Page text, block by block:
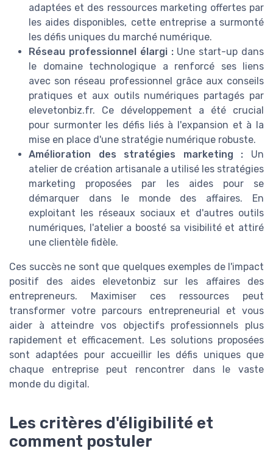
adaptées et des ressources marketing offertes par
les aides disponibles, cette entreprise a surmonté
les défis uniques du marché numérique.
Réseau professionnel élargi :Une start-up dans
le domaine technologique a renforcé ses liens
avec son réseau professionnel grâce aux conseils
pratiques et aux outils numériques partagés par
elevetonbiz.fr. Ce développement a été crucial
pour surmonter les défis liés à l'expansion et à la
mise en place d'une stratégie numérique robuste.
Amélioration des stratégies marketing : Un
atelier de création artisanale a utilisé les stratégies
marketing proposées par les aides pour se
démarquer dans le monde des affaires. En
exploitant les réseaux sociaux et d'autres outils
numériques, l'atelier a boosté sa visibilité et attiré
une clientèle fidèle.
Ces succès ne sont que quelques exemples de l'impact
positif des aides elevetonbiz sur les affaires des
entrepreneurs. Maximiser ces ressources peut
transformer votre parcours entrepreneurial et vous
aider à atteindre vos objectifs professionnels plus
rapidement et efficacement. Les solutions proposées
sont adaptées pour accueillir les défis uniques que
chaque entreprise peut rencontrer dans le vaste
monde du digital.
Les critères d'éligibilité et
comment postuler